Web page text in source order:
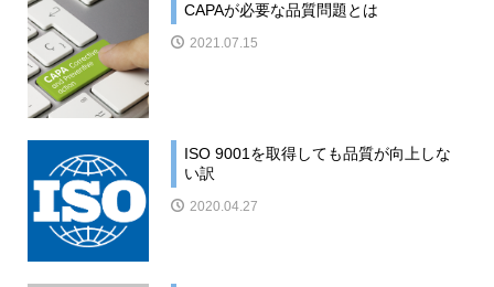
CAPAが必要な品質問題とは
2021.07.15
ISO 9001を取得しても品質が向上しな
い訳
2020.04.27